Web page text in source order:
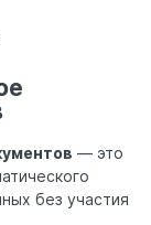
— это
без участия